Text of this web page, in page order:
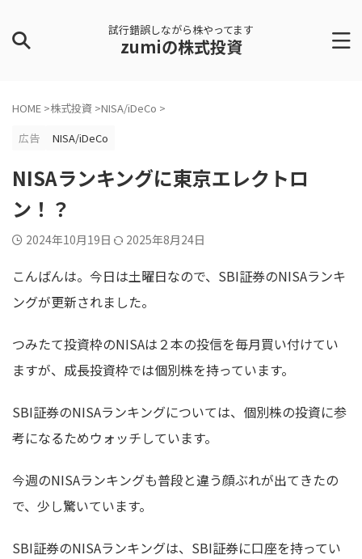
試行錯誤しながら株やってます
zumiの株式投資
HOME >株式投資 >NISA/iDeCo >
広告
NISA/iDeCo
NISAランキングに東京エレクトロ
ン！？
2024年10月19日 2025年8月24日
こんばんは。今日は土曜日なので、SBI証券のNISAランキ
ングが更新されました。
つみたて投資枠のNISAは２本の投信を毎月買い付けてい
ますが、成長投資枠では個別株を持っています。
SBI証券のNISAランキングについては、個別株の投資に参
考になるためウォッチしています。
今週のNISAランキングも普段と違う顔ぶれが出てきたの
で、少し驚いています。
SBI証券のNISAランキングは、SBI証券に口座を持ってい